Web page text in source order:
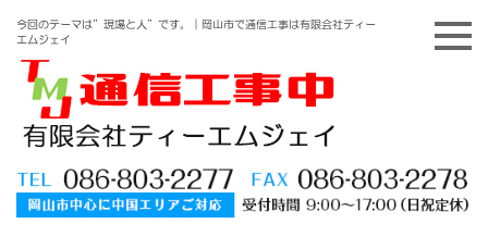
今回のテーマは”現場と人”です。｜岡山市で通信工事は有限会社ティー
エムジェイ